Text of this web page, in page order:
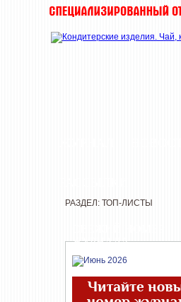
ЖУРНАЛА
РАЗДЕЛ: ТОП-ЛИСТЫ